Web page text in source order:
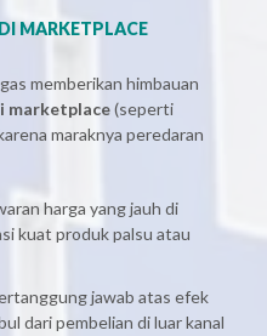
MARKETPLACE
memberikan himbauan
marketplace(seperti
maraknya peredaran
harga yang jauh di
kuat produk palsu atau
jawab atas efek
dari pembelian di luar kanal